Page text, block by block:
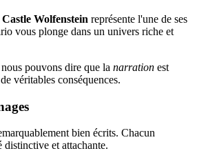
Wolfenstein représente l'une de ses
vous plonge dans un univers riche et
pouvons dire que la narration est
véritables conséquences.
bien écrits. Chacun
distinctive et attachante.